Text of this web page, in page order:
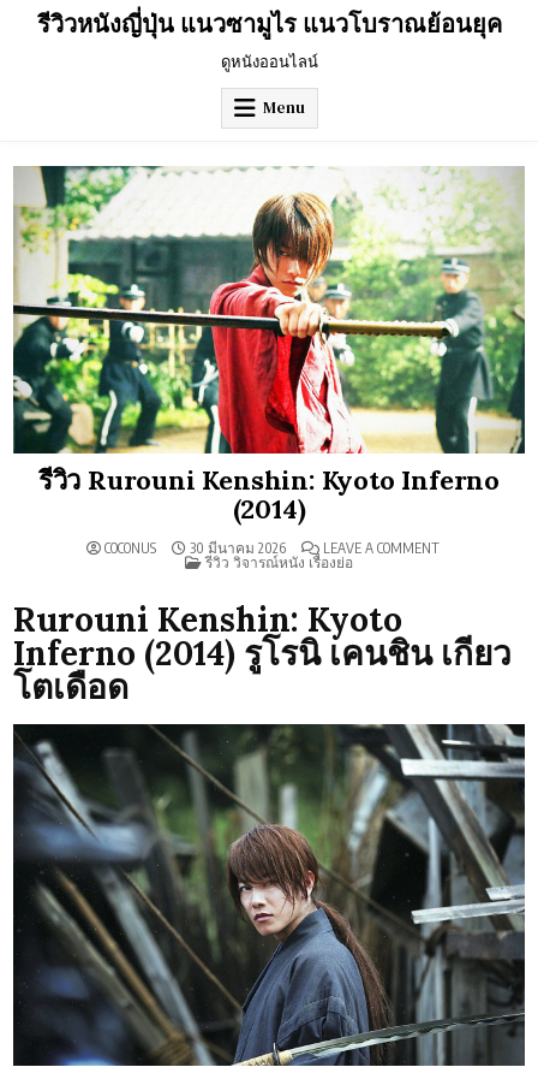
รีวิวหนังญี่ปุ่น แนวซามูไร แนวโบราณย้อนยุค
ดูหนังออนไลน์
Menu
รีวิว Rurouni Kenshin: Kyoto Inferno
(2014)
COCONUS 30 มีนาคม 2026 LEAVE A COMMENTON
(2014)
POSTED
รีวิว วิจารณ์หนัง เรื่องย่อ
Rurouni Kenshin: Kyoto
Inferno (2014) รูโรนิ เคนชิน เกียว
โตเดือด